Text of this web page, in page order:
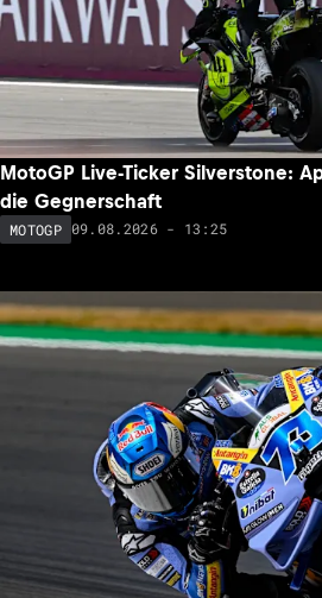
MotoGP Live-Ticker Silverstone:
die Gegnerschaft
MOTOGP 09.08.2026 - 13:25